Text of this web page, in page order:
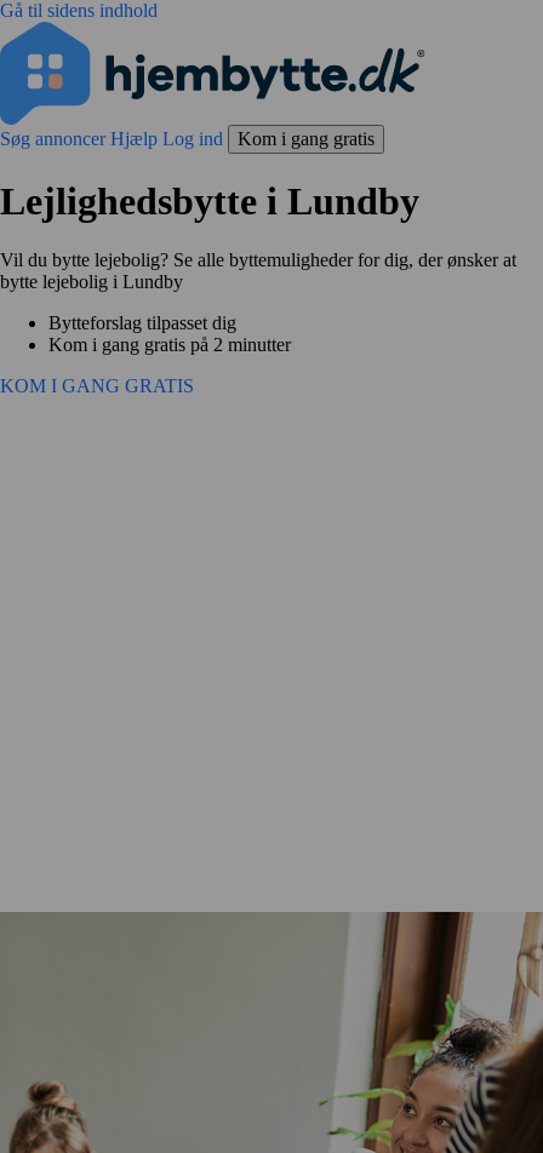
Gå til sidens indhold
Søg annoncerHjælp Log ind Kom i gang gratis
Lejlighedsbytte i Lundby
Vil du bytte lejebolig? Se alle byttemuligheder for dig, der ønsker at
bytte lejebolig i Lundby
Bytteforslag tilpasset dig
Kom i gang gratis på 2 minutter
KOM I GANG GRATIS